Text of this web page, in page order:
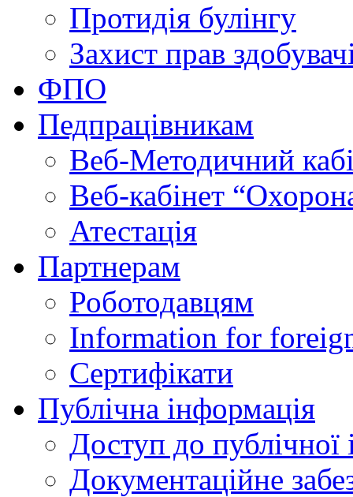
Протидія булінгу
Захист прав
ФПО
Педпрацівникам
Веб-Методичний
Веб-кабінет
Атестація
Партнерам
Роботодавцям
Information for
Сертифікати
Публічна інформація
Доступ до публічної
Документаційне